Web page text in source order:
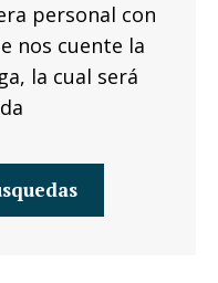
personal con
nos cuente la
la cual será